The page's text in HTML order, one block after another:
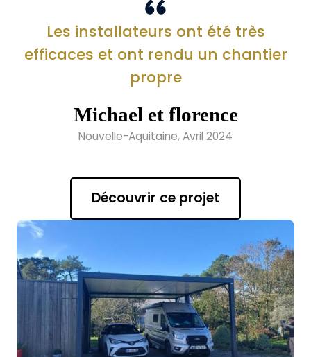
Les installateurs ont été très
efficaces et ont rendu un chantier
propre
Michael et florence
Nouvelle-Aquitaine, Avril 2024
Découvrir ce projet